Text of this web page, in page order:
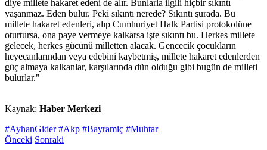
diye millete hakaret edeni de alır. Bunlarla ilgili hiçbir sıkıntı
yaşanmaz. Eden bulur. Peki sıkıntı nerede? Sıkıntı şurada. Bu
millete hakaret edenleri, alıp Cumhuriyet Halk Partisi protokolüne
oturtursa, ona paye vermeye kalkarsa işte sıkıntı bu. Herkes millete
gelecek, herkes gücünü milletten alacak. Gencecik çocukların
heyecanlarından veya edebini kaybetmiş, millete hakaret edenlerden
güç almaya kalkanlar, karşılarında dün olduğu gibi bugün de milleti
bulurlar."
Kaynak: Haber Merkezi
#AyhanGider #Akp #Bayramiç #Muhtar
Önceki Sonraki